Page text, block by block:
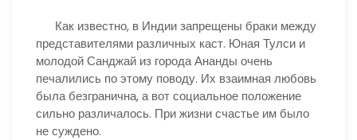
Как известно, в Индии запрещены браки между
представителями различных каст. Юная Тулси и
молодой Санджай из города Ананды очень
печалились по этому поводу. Их взаимная любовь
была безгранична, а вот социальное положение
сильно различалось. При жизни счастье им было
не суждено.